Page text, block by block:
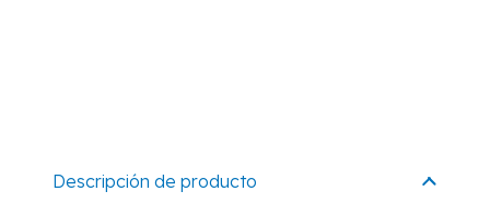
Descripción de producto